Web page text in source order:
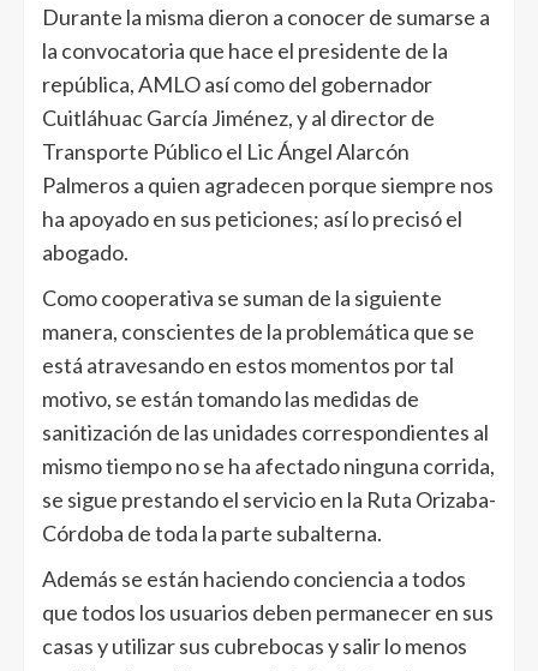
Durante la misma dieron a conocer de sumarse a
la convocatoria que hace el presidente de la
república, AMLO así como del gobernador
Cuitláhuac García Jiménez, y al director de
Transporte Público el Lic Ángel Alarcón
Palmeros a quien agradecen porque siempre nos
ha apoyado en sus peticiones; así lo precisó el
abogado.
Como cooperativa se suman de la siguiente
manera, conscientes de la problemática que se
está atravesando en estos momentos por tal
motivo, se están tomando las medidas de
sanitización de las unidades correspondientes al
mismo tiempo no se ha afectado ninguna corrida,
se sigue prestando el servicio en la Ruta Orizaba-
Córdoba de toda la parte subalterna.
Además se están haciendo conciencia a todos
que todos los usuarios deben permanecer en sus
casas y utilizar sus cubrebocas y salir lo menos